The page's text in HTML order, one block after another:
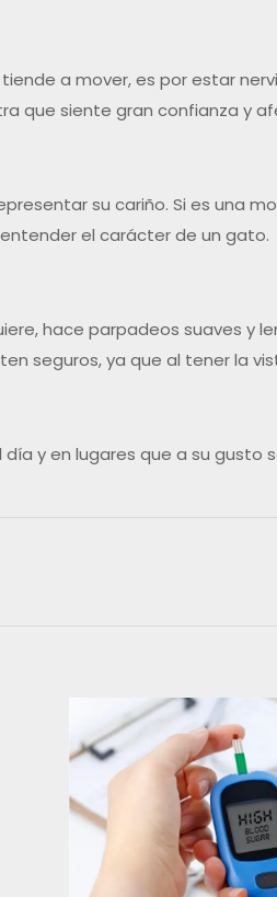
a mover, es por estar
que siente gran confianza y
su cariño. Si es una
el carácter de un gato.
hace parpadeos suaves y
seguros, ya que al tener la
y en lugares que a su